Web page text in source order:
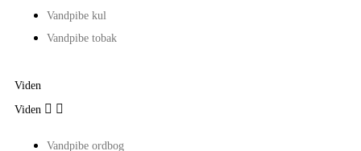
Vandpibe kul
Vandpibe tobak
Viden
Viden  
Vandpibe ordbog